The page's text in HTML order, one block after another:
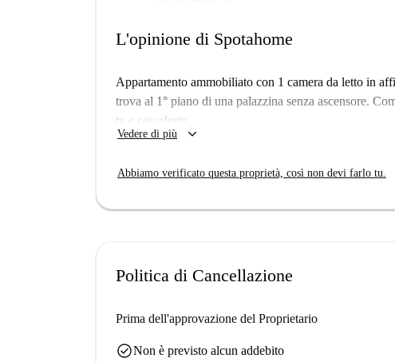
L'opinione di Spotahome
Appartamento ammobiliato con 1 camera da letto in
trova al 1° piano di una palazzina senza ascensore.
tv e cassaforte.
Vedere di più keyboard_arrow_down
Abbiamo verificato questa proprietà, così non devi farlo tu.
Politica di Cancellazione
Prima dell'approvazione del Proprietario
check_circleNon è previsto alcun addebito